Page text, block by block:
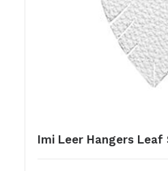
Imi Leer Hangers Leaf